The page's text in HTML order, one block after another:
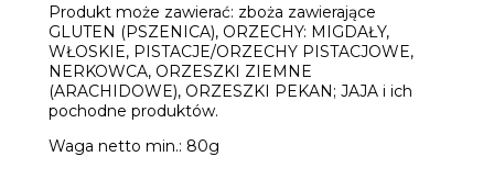
Produkt może zawierać: zboża zawierające
GLUTEN (PSZENICA), ORZECHY: MIGDAŁY,
WŁOSKIE, PISTACJE/ORZECHY PISTACJOWE,
NERKOWCA, ORZESZKI ZIEMNE
(ARACHIDOWE), ORZESZKI PEKAN; JAJA i ich
pochodne produktów.
Waga netto min.: 80g